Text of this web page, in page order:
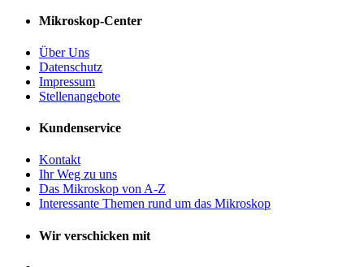
Mikroskop-Center
Über Uns
Datenschutz
Impressum
Stellenangebote
Kundenservice
Kontakt
Ihr Weg zu uns
Das Mikroskop von A-Z
Interessante Themen rund um das Mikroskop
Wir verschicken mit